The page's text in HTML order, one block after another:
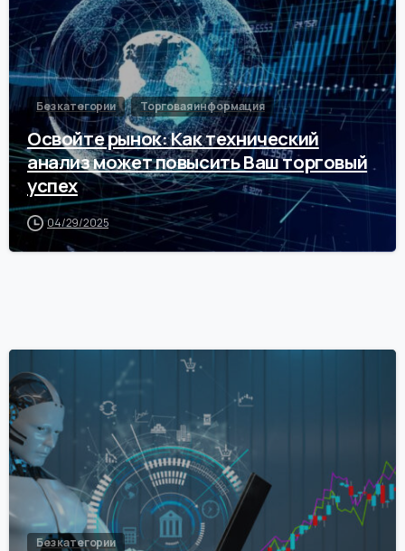
Без категории Торговая информация
Освойте рынок: Как технический
анализ может повысить Ваш торговый
успех
04/29/2025
Без категории